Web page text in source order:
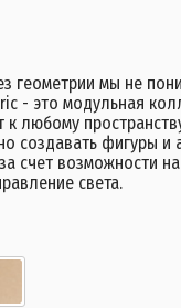
геометрии мы не
- это модульная
к любому
создавать фигуры и
счет возможности
света.